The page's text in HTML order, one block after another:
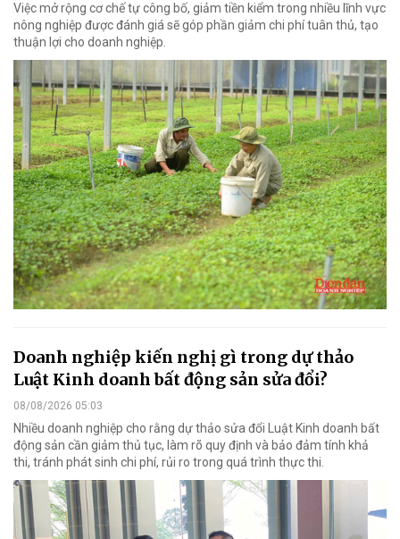
Việc mở rộng cơ chế tự công bố, giảm tiền kiểm trong nhiều lĩnh vực
nông nghiệp được đánh giá sẽ góp phần giảm chi phí tuân thủ, tạo
thuận lợi cho doanh nghiệp.
Doanh nghiệp kiến nghị gì trong dự thảo
Luật Kinh doanh bất động sản sửa đổi?
08/08/2026 05:03
Nhiều doanh nghiệp cho rằng dự thảo sửa đổi Luật Kinh doanh bất
động sản cần giảm thủ tục, làm rõ quy định và bảo đảm tính khả
thi, tránh phát sinh chi phí, rủi ro trong quá trình thực thi.